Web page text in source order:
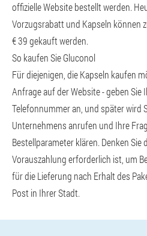
offizielle Website bestellt werden.
Vorzugsrabatt und Kapseln können
€ 39 gekauft werden.
So kaufen Sie Gluconol
Für diejenigen, die Kapseln kaufen
Anfrage auf der Website - geben Sie
Telefonnummer an, und später wird
Unternehmens anrufen und Ihre
Bestellparameter klären. Denken Sie
Vorauszahlung erforderlich ist, um
für die Lieferung nach Erhalt des
Post in Ihrer Stadt.